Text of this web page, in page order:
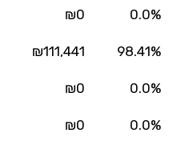
0.0%
₪0
98.41%
₪111,441
0.0%
₪0
0.0%
₪0